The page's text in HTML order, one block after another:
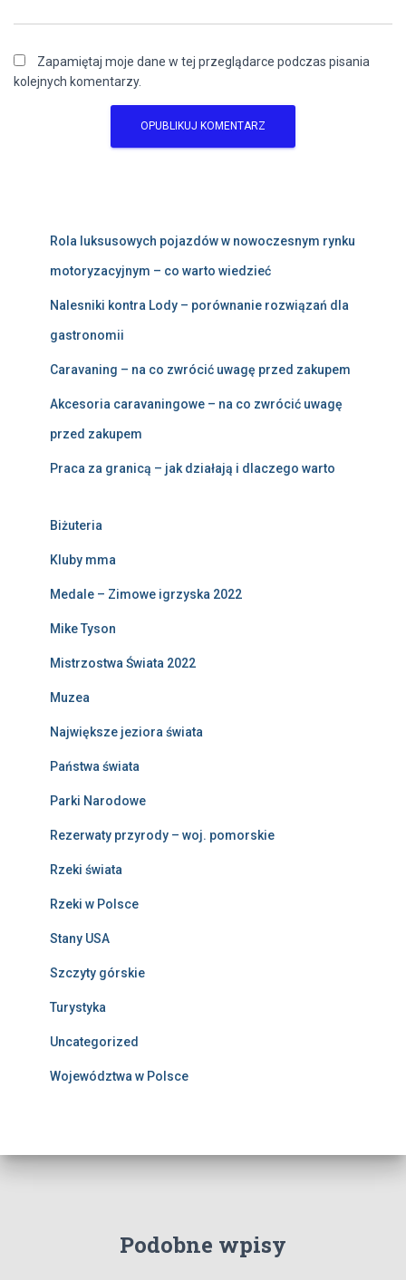
Zapamiętaj moje dane w tej przeglądarce podczas pisania
kolejnych komentarzy.
Rola luksusowych pojazdów w nowoczesnym rynku
motoryzacyjnym – co warto wiedzieć
Nalesniki kontra Lody – porównanie rozwiązań dla
gastronomii
Caravaning – na co zwrócić uwagę przed zakupem
Akcesoria caravaningowe – na co zwrócić uwagę
przed zakupem
Praca za granicą – jak działają i dlaczego warto
Biżuteria
Kluby mma
Medale – Zimowe igrzyska 2022
Mike Tyson
Mistrzostwa Świata 2022
Muzea
Największe jeziora świata
Państwa świata
Parki Narodowe
Rezerwaty przyrody – woj. pomorskie
Rzeki świata
Rzeki w Polsce
Stany USA
Szczyty górskie
Turystyka
Uncategorized
Województwa w Polsce
Podobne wpisy